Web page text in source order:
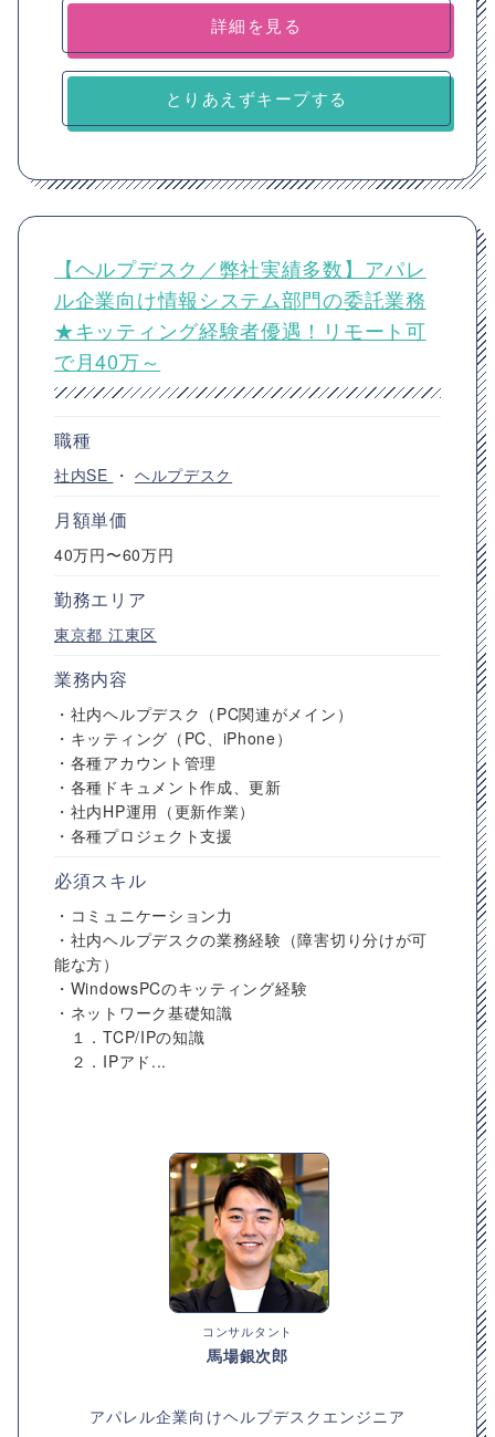
詳細を見る
とりあえずキープする
【ヘルプデスク／弊社実績多数】アパレ
ル企業向け情報システム部門の委託業務
★キッティング経験者優遇！リモート可
で月40万～
職種
社内SE ・ ヘルプデスク
月額単価
40万円〜60万円
勤務エリア
東京都 江東区
業務内容
・社内ヘルプデスク（PC関連がメイン）
・キッティング（PC、iPhone）
・各種アカウント管理
・各種ドキュメント作成、更新
・社内HP運用（更新作業）
・各種プロジェクト支援
必須スキル
・コミュニケーション力
・社内ヘルプデスクの業務経験（障害切り分けが可
能な方）
・WindowsPCのキッティング経験
・ネットワーク基礎知識
１．TCP/IPの知識
２．IPアド...
コンサルタント
馬場銀次郎
アパレル企業向けヘルプデスクエンジニア